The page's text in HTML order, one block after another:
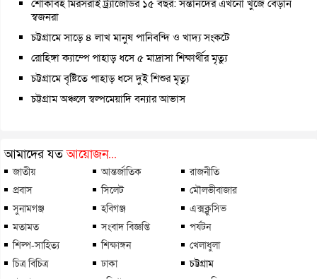
শোকাবহ মিরসরাই ট্র্যাজেডির ১৫ বছর: সন্তানদের এখনো খুঁজে বেড়ান
স্বজনরা
চট্টগ্রামে সাড়ে ৪ লাখ মানুষ পানিবন্দি ও খাদ্য সংকটে
রোহিঙ্গা ক্যাম্পে পাহাড় ধসে ৫ মাদ্রাসা শিক্ষার্থীর মৃত্যু
চট্টগ্রামে বৃষ্টিতে পাহাড় ধসে দুই শিশুর মৃত্যু
চট্টগ্রাম অঞ্চলে স্বল্পমেয়াদি বন্যার আভাস
আমাদের যতআয়োজন...
জাতীয় আন্তর্জাতিক
রাজনীতি
প্রবাস
সিলেট
মৌলভীবাজার
সুনামগঞ্জ
হবিগঞ্জ
এক্সক্লুসিভ
মতামত
সংবাদ বিজ্ঞপ্তি
পর্যটন
শিল্প-সাহিত্য
শিক্ষাঙ্গন
খেলাধুলা
চিত্র বিচিত্র
ঢাকা
চট্টগ্রাম